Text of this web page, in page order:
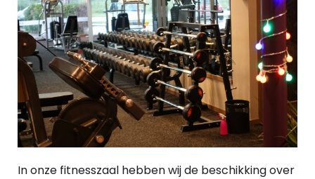
In onze fitnesszaal hebben wij de beschikking over